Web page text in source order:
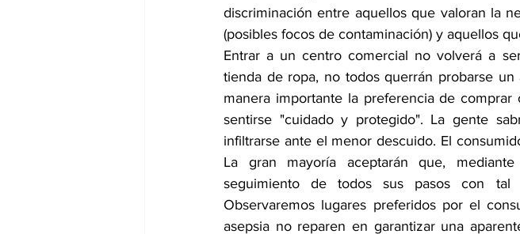
discriminación entre aquellos que valoran la
(posibles focos de contaminación) y aquellos
Entrar a un centro comercial no volverá a
tienda de ropa, no todos querrán probarse
manera importante la preferencia de
sentirse "cuidado y protegido". La gente
infiltrarse ante el menor descuido. El
La gran mayoría aceptarán que,
seguimiento de todos sus pasos con tal
Observaremos lugares preferidos por el
asepsia no reparen en garantizar una